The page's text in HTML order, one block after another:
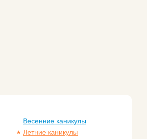
Весенние каникулы
Летние каникулы